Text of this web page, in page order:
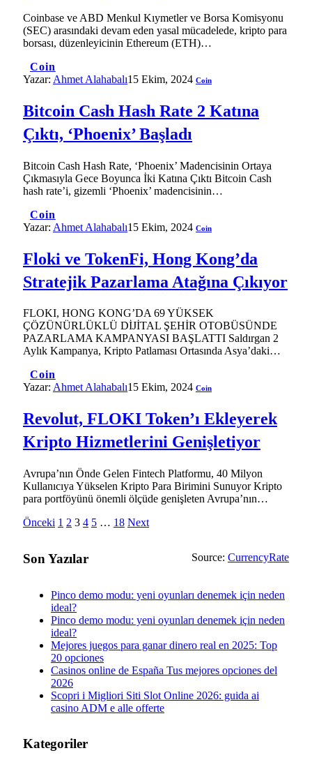
Coinbase ve ABD Menkul Kıymetler ve Borsa Komisyonu
(SEC) arasındaki devam eden yasal mücadelede, kripto para
borsası, düzenleyicinin Ethereum (ETH)…
Coin
Yazar: Ahmet Alahabalı15 Ekim, 2024 Coin
Bitcoin Cash Hash Rate 2 Katına
Çıktı, ‘Phoenix’ Başladı
Bitcoin Cash Hash Rate, ‘Phoenix’ Madencisinin Ortaya
Çıkmasıyla Gece Boyunca İki Katına Çıktı Bitcoin Cash
hash rate’i, gizemli ‘Phoenix’ madencisinin…
Coin
Yazar: Ahmet Alahabalı15 Ekim, 2024 Coin
Floki ve TokenFi, Hong Kong’da
Stratejik Pazarlama Atağına Çıkıyor
FLOKI, HONG KONG’DA 69 YÜKSEK
ÇÖZÜNÜRLÜKLÜ DİJİTAL ŞEHİR OTOBÜSÜNDE
PAZARLAMA KAMPANYASI BAŞLATTI Saldırgan 2
Aylık Kampanya, Kripto Patlaması Ortasında Asya’daki…
Coin
Yazar: Ahmet Alahabalı15 Ekim, 2024 Coin
Revolut, FLOKI Token’ı Ekleyerek
Kripto Hizmetlerini Genişletiyor
Avrupa’nın Önde Gelen Fintech Platformu, 40 Milyon
Kullanıcıya Yükselen Kripto Para Birimini Sunuyor Kripto
para portföyünü önemli ölçüde genişleten Avrupa’nın…
Önceki 1 2 3 4 5 … 18 Next
Source: CurrencyRate
Son Yazılar
Pinco demo modu: yeni oyunları denemek için neden
ideal?
Pinco demo modu: yeni oyunları denemek için neden
ideal?
Mejores juegos para ganar dinero real en 2025: Top
20 opciones
Casinos online de España Tus mejores opciones del
2026
Scopri i Migliori Siti Slot Online 2026: guida ai
casino ADM e alle offerte
Kategoriler